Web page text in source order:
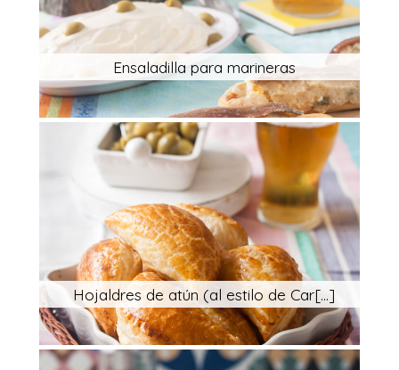
Ensaladilla para marineras
Hojaldres de atún (al estilo de Car[...]